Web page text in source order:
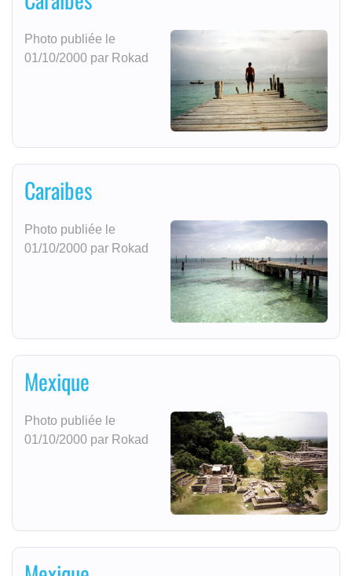
Photo publiée le
01/10/2000 par Rokad
Caraibes
Photo publiée le
01/10/2000 par Rokad
Mexique
Photo publiée le
01/10/2000 par Rokad